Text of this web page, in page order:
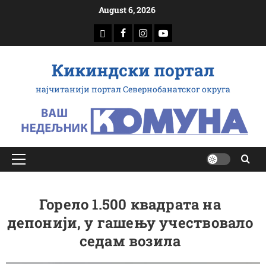
August 6, 2026
доwнлоад
Фацебоок
Инстаграм
Yоутубе
Кикиндски портал
најчитанији портал Севернобанатског округа
Примарy
Горело 1.500 квадрата на
депонији, у гашењу учествовало
седам возила